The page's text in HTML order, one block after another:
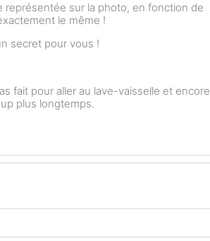
sur la photo, en fonction de
le même !
secret pour vous !
fait pour aller au lave-vaisselle et encore
plus longtemps.